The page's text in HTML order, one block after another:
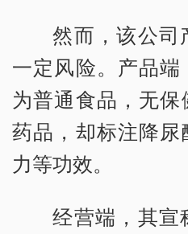
然而，该公司
一定风险。产品
为普通食品，无
药品，却标注降
力等功效。
经营端，其宣